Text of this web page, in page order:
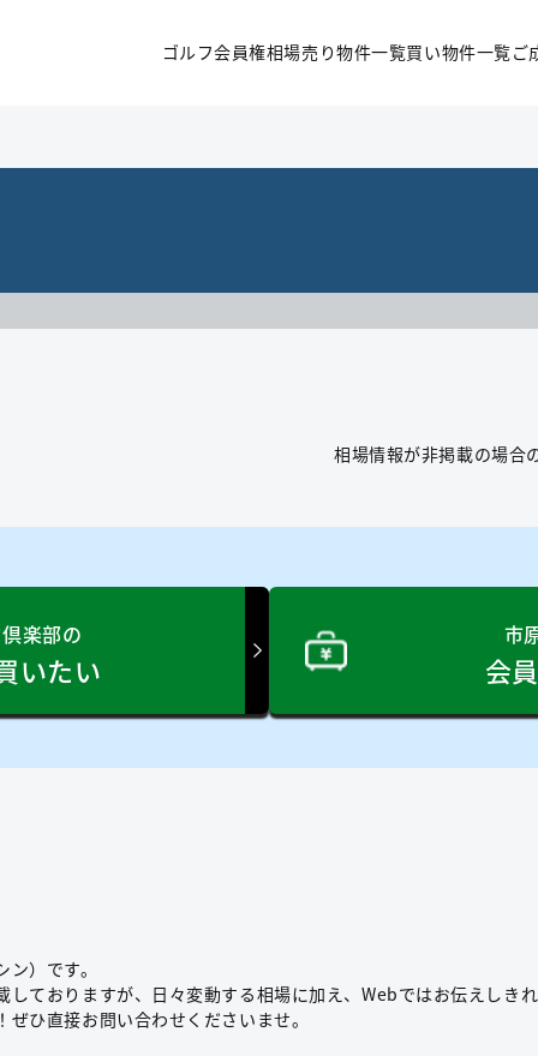
ゴルフ会員権相場売り物件一覧買い物件一覧ご
相場情報が非掲載の場合
楽部の
いたい
市
会
）です。
ておりますが、日々変動する相場に加え、Webではお伝えしき
ひ直接お問い合わせくださいませ。